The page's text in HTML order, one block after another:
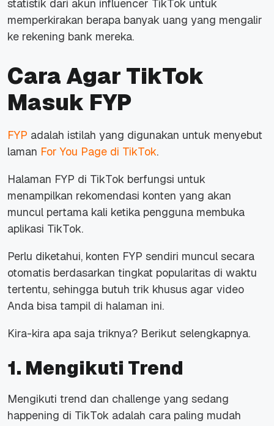
statistik dari akun influencer TikTok untuk
memperkirakan berapa banyak uang yang mengalir
ke rekening bank mereka.
Cara Agar TikTok
Masuk FYP
FYP adalah istilah yang digunakan untuk menyebut
laman For You Page di TikTok.
Halaman FYP di TikTok berfungsi untuk
menampilkan rekomendasi konten yang akan
muncul pertama kali ketika pengguna membuka
aplikasi TikTok.
Perlu diketahui, konten FYP sendiri muncul secara
otomatis berdasarkan tingkat popularitas di waktu
tertentu, sehingga butuh trik khusus agar video
Anda bisa tampil di halaman ini.
Kira-kira apa saja triknya? Berikut selengkapnya.
1. Mengikuti Trend
Mengikuti trend dan challenge yang sedang
happening di TikTok adalah cara paling mudah